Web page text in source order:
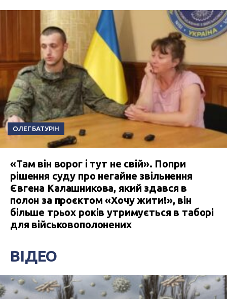
ОЛЕГ БАТУРІН
«Там він ворог і тут не свій». Попри
рішення суду про негайне звільнення
Євгена Калашникова, який здався в
полон за проєктом «Хочу жити!», він
більше трьох років утримується в таборі
для військовополонених
ВІДЕО